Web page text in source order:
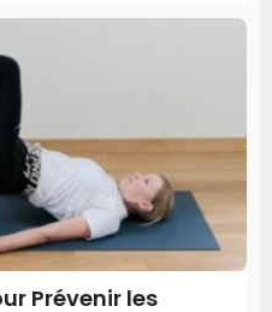
Prévenir les